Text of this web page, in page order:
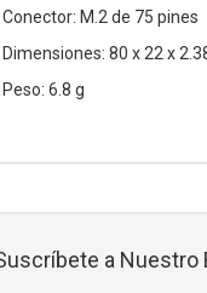
Conector: M.2 de 75 pines
Dimensiones: 80 x 22 x
Peso: 6.8 g
a Nuestro